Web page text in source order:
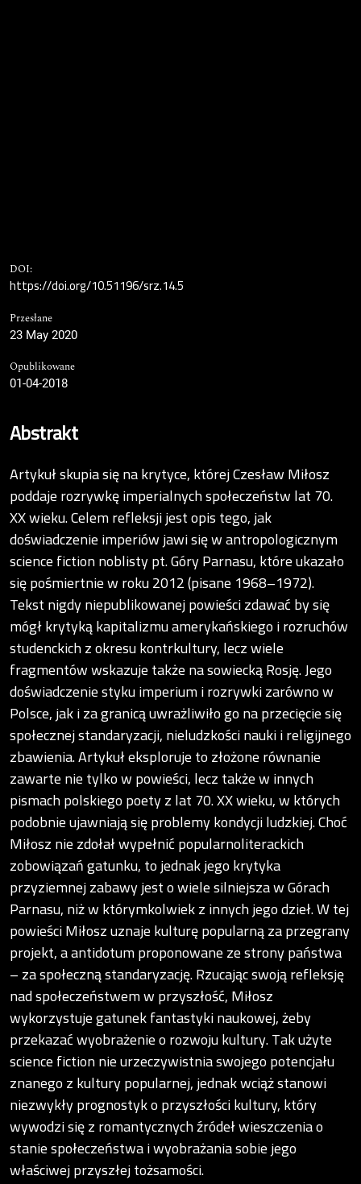
DOI:
https://doi.org/10.51196/srz.14.5
Przesłane
23 May 2020
Opublikowane
01-04-2018
Abstrakt
Artykuł skupia się na krytyce, której Czesław Miłosz
poddaje rozrywkę imperialnych społeczeństw lat 70.
XX wieku. Celem refleksji jest opis tego, jak
doświadczenie imperiów jawi się w antropologicznym
science fiction noblisty pt. Góry Parnasu, które ukazało
się pośmiertnie w roku 2012 (pisane 1968–1972).
Tekst nigdy niepublikowanej powieści zdawać by się
mógł krytyką kapitalizmu amerykańskiego i rozruchów
studenckich z okresu kontrkultury, lecz wiele
fragmentów wskazuje także na sowiecką Rosję. Jego
doświadczenie styku imperium i rozrywki zarówno w
Polsce, jak i za granicą uwrażliwiło go na przecięcie się
społecznej standaryzacji, nieludzkości nauki i religijnego
zbawienia. Artykuł eksploruje to złożone równanie
zawarte nie tylko w powieści, lecz także w innych
pismach polskiego poety z lat 70. XX wieku, w których
podobnie ujawniają się problemy kondycji ludzkiej. Choć
Miłosz nie zdołał wypełnić popularnoliterackich
zobowiązań gatunku, to jednak jego krytyka
przyziemnej zabawy jest o wiele silniejsza w Górach
Parnasu, niż w którymkolwiek z innych jego dzieł. W tej
powieści Miłosz uznaje kulturę popularną za przegrany
projekt, a antidotum proponowane ze strony państwa
– za społeczną standaryzację. Rzucając swoją refleksję
nad społeczeństwem w przyszłość, Miłosz
wykorzystuje gatunek fantastyki naukowej, żeby
przekazać wyobrażenie o rozwoju kultury. Tak użyte
science fiction nie urzeczywistnia swojego potencjału
znanego z kultury popularnej, jednak wciąż stanowi
niezwykły prognostyk o przyszłości kultury, który
wywodzi się z romantycznych źródeł wieszczenia o
stanie społeczeństwa i wyobrażania sobie jego
właściwej przyszłej tożsamości.